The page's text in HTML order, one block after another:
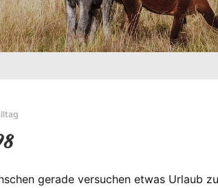
gerade versuchen etwas Urlaub